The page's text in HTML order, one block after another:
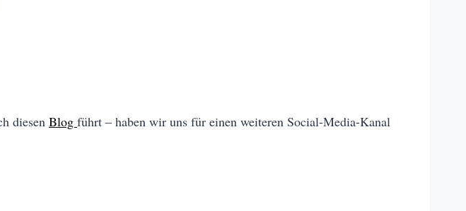
diesen Blog führt – haben wir uns für einen weiteren Social-Media-Kanal